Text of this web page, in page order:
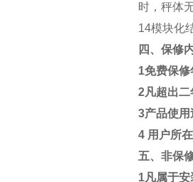
时，秤体
14模块化
四、保修
1免费保修
2凡超出
3产品使
4 用户所
五、非保
1凡属于